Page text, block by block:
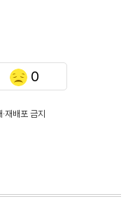
0
재배포 금지